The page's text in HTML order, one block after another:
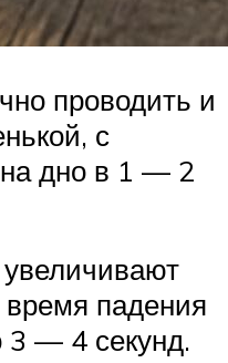
проводить и
с
дно в 1 — 2
время падения
3 — 4 секунд.